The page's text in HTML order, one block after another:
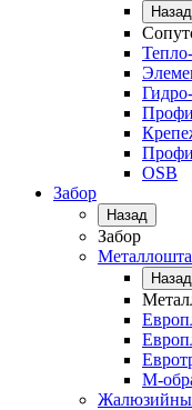
Назад
OSB
Забор
Назад
Забор
Назад
М-